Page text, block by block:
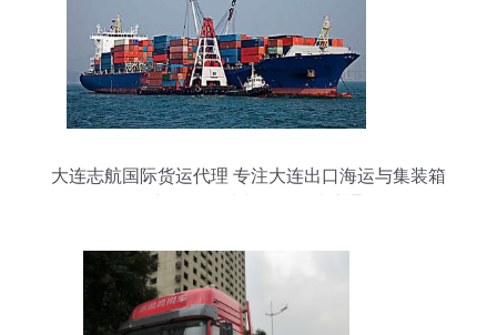
大连志航国际货运代理 专注大连出口海运与集装箱